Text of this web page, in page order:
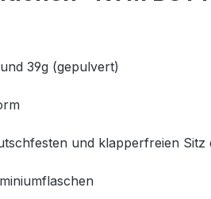
39g (gepulvert)
und klapperfreien Sitz